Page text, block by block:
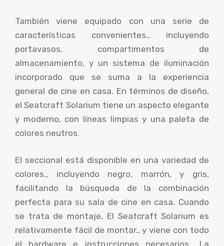
También viene equipado con una serie de
características convenientes., incluyendo
portavasos, compartimentos de
almacenamiento, y un sistema de iluminación
incorporado que se suma a la experiencia
general de cine en casa. En términos de diseño,
el Seatcraft Solarium tiene un aspecto elegante
y moderno, con líneas limpias y una paleta de
colores neutros.
El seccional está disponible en una variedad de
colores., incluyendo negro, marrón, y gris,
facilitando la búsqueda de la combinación
perfecta para su sala de cine en casa. Cuando
se trata de montaje, El Seatcraft Solarium es
relativamente fácil de montar., y viene con todo
el hardware e instrucciones necesarios.. La